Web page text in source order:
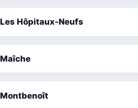
Les Hôpitaux-Neufs
Maîche
Montbenoît